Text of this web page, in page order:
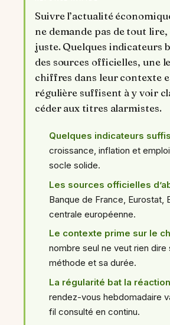
Suivre l’actualité
ne demande pas de tout
juste. Quelques indicateurs
des sources officielles, une
chiffres dans leur contexte
régulière suffisent à y voir
céder aux titres alarmistes.
Quelques indicateurs
croissance, inflation et
socle solide.
Les sources officielles
Banque de France, Eurostat,
centrale européenne.
Le contexte prime sur le
nombre seul ne veut rien dire
méthode et sa durée.
La régularité bat la
rendez-vous hebdomadaire
fil consulté en continu.